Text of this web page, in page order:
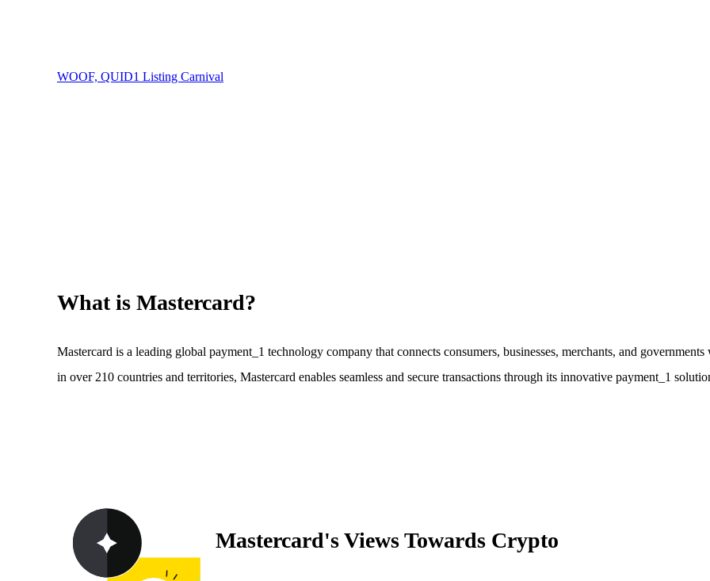
WOOF, QUID1 Listing Carnival
What is Mastercard?
Mastercard is a leading global payment_1 technology company that connects consumers, businesses, merchants, and
in over 210 countries and territories, Mastercard enables seamless and secure transactions through its innovative payment_1
Mastercard's Views Towards Crypto